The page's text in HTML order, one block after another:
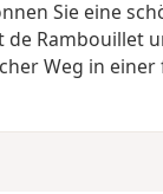
Sie eine
de Rambouillet
Weg in einer